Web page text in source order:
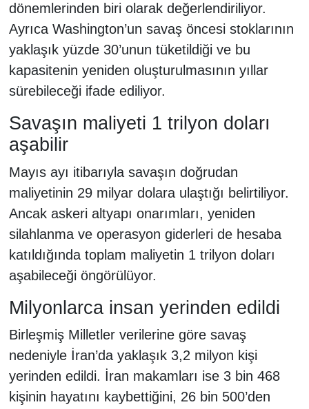
dönemlerinden biri olarak değerlendiriliyor.
Ayrıca Washington’un savaş öncesi stoklarının
yaklaşık yüzde 30’unun tüketildiği ve bu
kapasitenin yeniden oluşturulmasının yıllar
sürebileceği ifade ediliyor.
Savaşın maliyeti 1 trilyon doları
aşabilir
Mayıs ayı itibarıyla savaşın doğrudan
maliyetinin 29 milyar dolara ulaştığı belirtiliyor.
Ancak askeri altyapı onarımları, yeniden
silahlanma ve operasyon giderleri de hesaba
katıldığında toplam maliyetin 1 trilyon doları
aşabileceği öngörülüyor.
Milyonlarca insan yerinden edildi
Birleşmiş Milletler verilerine göre savaş
nedeniyle İran’da yaklaşık 3,2 milyon kişi
yerinden edildi. İran makamları ise 3 bin 468
kişinin hayatını kaybettiğini, 26 bin 500’den